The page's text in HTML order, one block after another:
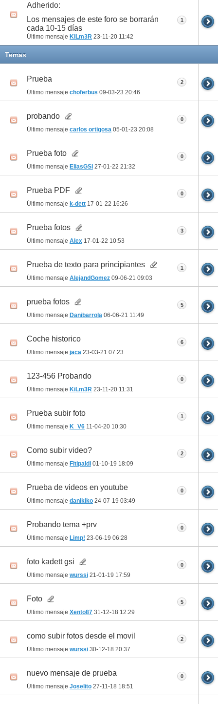
Adherido:
Los mensajes de este foro se borrarán
cada 10-15 días
Último mensaje KiLm3R 23-11-20 11:42
1
Temas
Prueba
Último mensaje choferbus 09-03-23 20:46
2
probando
Último mensaje carlos ortigosa 05-01-23 20:08
0
Prueba foto
Último mensaje EliasGSI 27-01-22 21:32
0
Prueba PDF
Último mensaje k-dett 17-01-22 16:26
0
Prueba fotos
Último mensaje Alex 17-01-22 10:53
3
Prueba de texto para principiantes
Último mensaje AlejandGomez 09-06-21 09:03
1
prueba fotos
Último mensaje Danibarrola 06-06-21 11:49
5
Coche historico
Último mensaje jaca 23-03-21 07:23
6
123-456 Probando
Último mensaje KiLm3R 23-11-20 11:31
0
Prueba subir foto
Último mensaje K_V6 11-04-20 10:30
1
Como subir video?
Último mensaje Fitipaldi 01-10-19 18:09
2
Prueba de videos en youtube
Último mensaje danikiko 24-07-19 03:49
0
Probando tema +prv
Último mensaje Limp! 23-06-19 06:28
0
foto kadett gsi
Último mensaje wurssi 21-01-19 17:59
0
Foto
Último mensaje Xento87 31-12-18 12:29
5
como subir fotos desde el movil
Último mensaje wurssi 30-12-18 20:37
2
nuevo mensaje de prueba
Último mensaje Joselito 27-11-18 18:51
0